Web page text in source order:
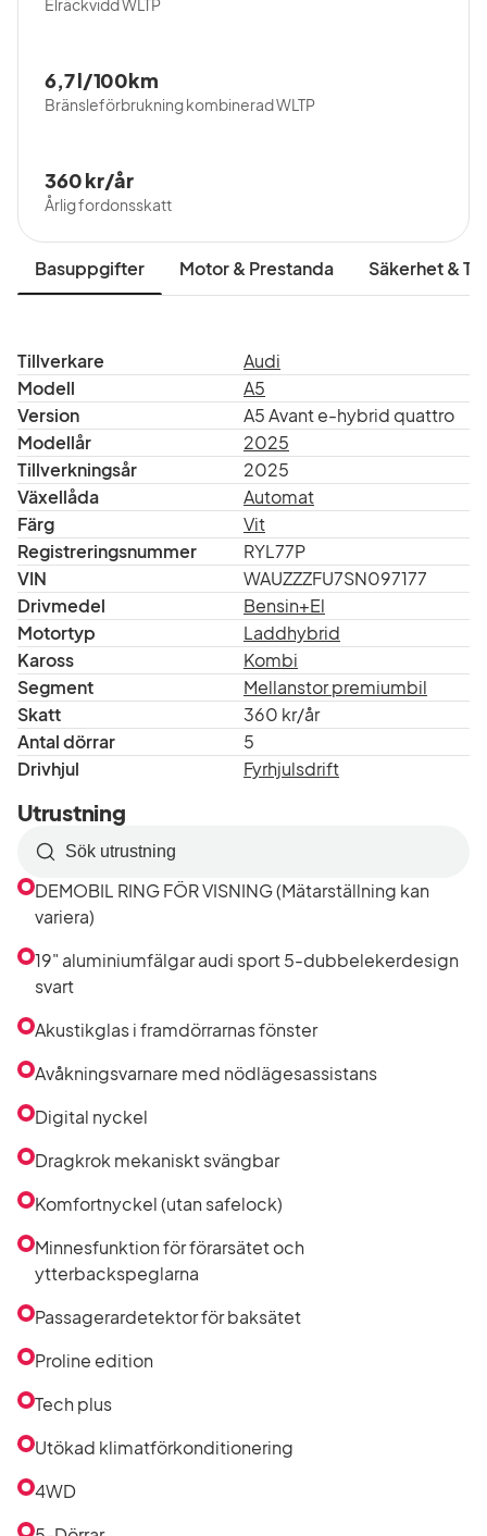
Elräckvidd WLTP
Bränsleförbrukning kombinerad WLTP
6,7 l/100km
Årlig fordonsskatt
360 kr/år
Basuppgifter Motor & Prestanda Säkerhet &
Tillverkare
Audi
Modell
A5
Version
A5 Avant e-hybrid quattro
Modellår
2025
Tillverkningsår
2025
Växellåda
Automat
Färg
Vit
Registreringsnummer
RYL77P
VIN
WAUZZZFU7SN097177
Drivmedel
Bensin+El
Motortyp
Laddhybrid
Kaross
Kombi
Segment
Mellanstor premiumbil
Skatt
360 kr/år
Antal dörrar
5
Drivhjul
Fyrhjulsdrift
Utrustning
Sök
efter
utrustning
listan
DEMOBIL RING FÖR VISNING (Mätarställning kan
variera)
19" aluminiumfälgar audi sport 5-dubbelekerdesign
svart
Akustikglas i framdörrarnas fönster
Avåkningsvarnare med nödlägesassistans
Digital nyckel
Dragkrok mekaniskt svängbar
Komfortnyckel (utan safelock)
Minnesfunktion för förarsätet och
ytterbackspeglarna
Passagerardetektor för baksätet
Proline edition
Tech plus
Utökad klimatförkonditionering
4WD